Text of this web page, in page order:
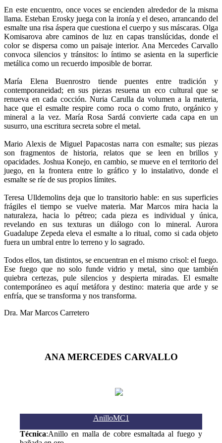
En este encuentro, once voces se encienden alrededor de la misma
llama. Esteban Erosky juega con la ironía y el deseo, arrancando del
esmalte una risa áspera que cuestiona el cuerpo y sus máscaras. Olga
Komisarova abre caminos de luz en capas translúcidas, donde el
color se dispersa como un paisaje interior. Ana Mercedes Carvallo
convoca silencios y tránsitos: lo íntimo se asienta en la superficie
metálica como un recuerdo imposible de borrar.
María Elena Buenrostro tiende puentes entre tradición y
contemporaneidad; en sus piezas resuena un eco cultural que se
renueva en cada cocción. Nuria Carulla da volumen a la materia,
hace que el esmalte respire como roca o como fruto, orgánico y
mineral a la vez. María Rosa Sardá convierte cada capa en un
susurro, una escritura secreta sobre el metal.
Mario Alexis de Miguel Papacostas narra con esmalte; sus piezas
son fragmentos de historia, relatos que se leen en brillos y
opacidades. Joshua Konejo, en cambio, se mueve en el territorio del
juego, en la frontera entre lo gráfico y lo instalativo, donde el
esmalte se ríe de sus propios límites.
Teresa Ulldemolins deja que lo transitorio hable: en sus superficies
frágiles el tiempo se vuelve materia. Mar Marcos mira hacia la
naturaleza, hacia lo pétreo; cada pieza es individual y única,
revelando en sus texturas un diálogo con lo mineral. Aurora
Guadalupe Zepeda eleva el esmalte a lo ritual, como si cada objeto
fuera un umbral entre lo terreno y lo sagrado.
Todos ellos, tan distintos, se encuentran en el mismo crisol: el fuego.
Ese fuego que no solo funde vidrio y metal, sino que también
quiebra certezas, pule silencios y despierta miradas. El esmalte
contemporáneo es aquí metáfora y destino: materia que arde y se
enfría, que se transforma y nos transforma.
Dra. Mar Marcos Carretero
ANA MERCEDES CARVALLO
AnilloMC1
Técnica:Anillo en malla de cobre esmaltada al fuego y